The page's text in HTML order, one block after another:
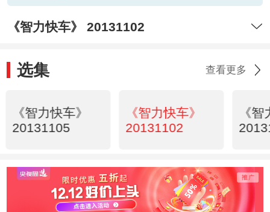
《智力快车》 20131102
选集 查看更多
《智力快车》
20131105
《智力快车》
20131102
《